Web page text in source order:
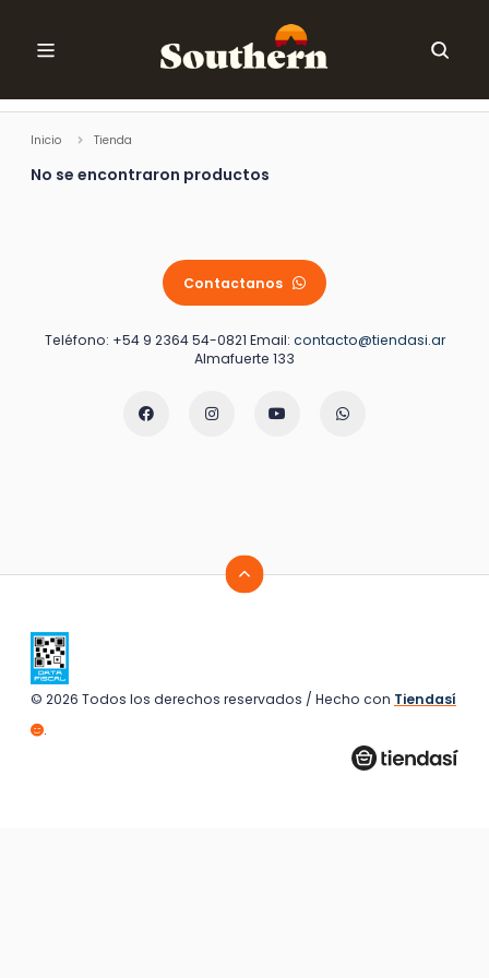
Inicio Tienda
No se encontraron productos
Contactanos
Teléfono: +54 9 2364 54-0821 Email: contacto@tiendasi.ar
Almafuerte 133
© 2026 Todos los derechos reservados / Hecho con Tiendasí
.